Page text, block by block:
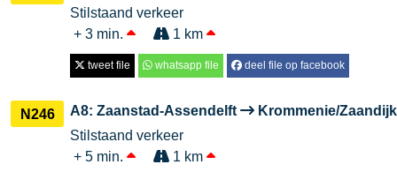
Stilstaand verkeer
+ 3 min.
1 km
tweet file whatsapp file deel file op facebook
N246 A8: Zaanstad-Assendelft
Krommenie/Zaandijk
Stilstaand verkeer
+ 5 min.
1 km